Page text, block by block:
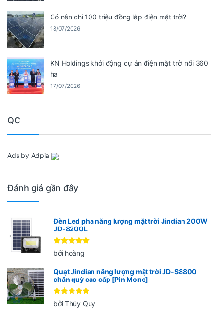
Có nên chi 100 triệu đồng lắp điện mặt trời?
18/07/2026
KN Holdings khởi động dự án điện mặt trời nổi 360
ha
17/07/2026
QC
Ads by Adpia
Đánh giá gần đây
Đèn Led pha năng lượng mặt trời Jindian 200W
JD-8200L
Được xếp
hạng55
bởi hoàng
Quạt Jindian năng lượng mặt trời JD-S8800
chân quỳ cao cấp [Pin Mono]
Được xếp
hạng 5 5
bởi Thúy Quy